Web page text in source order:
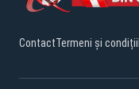
ContactTermeni și condiții